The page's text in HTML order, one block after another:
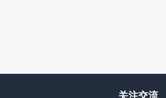
关注交流